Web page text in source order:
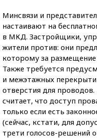
Минсвязи и
настаивают на
в МКД. Застройщики,
жители против: они
которому за
Также требуется
и межэтажных
отверстия для
считает, что доступ
только если есть
(сейчас, кстати, для
трети голосов-решений